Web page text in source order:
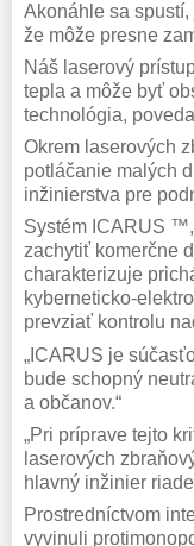
Akonáhle sa
že môže presne
Náš laserový
tepla a môže byť
technológia,
Okrem laserových
potláčanie malých
inžinierstva pre
Systém ICARUS
zachytiť komerčne
charakterizuje
kyberneticko-
prevziať kontrolu
„ICARUS je
bude schopný
a občanov.“
„Pri príprave tejto
laserových
hlavný inžinier
Prostredníctvom
vyvinuli